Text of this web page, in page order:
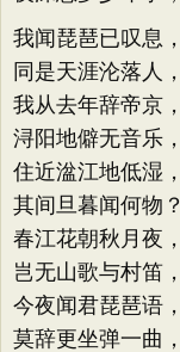
我闻琵琶已叹息
同是天涯沦落人
我从去年辞帝京
浔阳地僻无音乐
住近湓江地低湿
其间旦暮闻何物
春江花朝秋月夜
岂无山歌与村笛
今夜闻君琵琶语
莫辞更坐弹一曲